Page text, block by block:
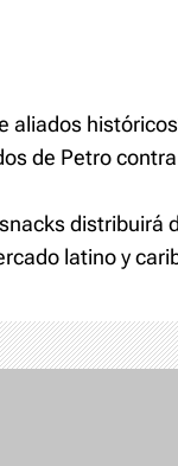
aliados
de Petro contra
distribuirá
latino y